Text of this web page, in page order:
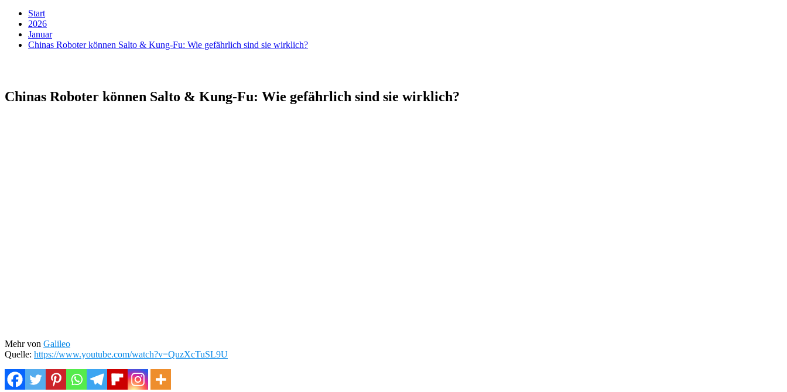
Start
2026
Januar
Chinas Roboter können Salto & Kung-Fu: Wie gefährlich sind sie wirklich?
Chinas Roboter können Salto & Kung-Fu: Wie gefährlich sind sie wirklich?
Mehr von Galileo
Quelle: https://www.youtube.com/watch?v=QuzXcTuSL9U